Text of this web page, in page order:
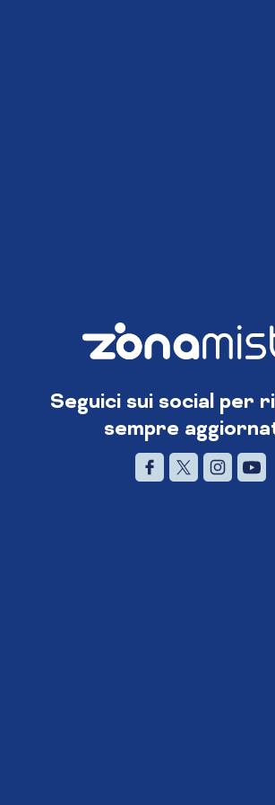
Seguici sui social per
sempre